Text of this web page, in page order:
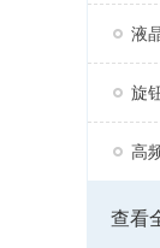
液
旋
高
查看